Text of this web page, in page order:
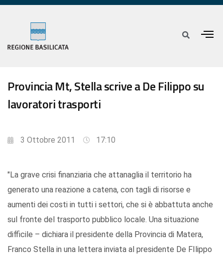
Provincia Mt, Stella scrive a De Filippo su
lavoratori trasporti
3 Ottobre 2011 17:10
"La grave crisi finanziaria che attanaglia il territorio ha
generato una reazione a catena, con tagli di risorse e
aumenti dei costi in tutti i settori, che si è abbattuta anche
sul fronte del trasporto pubblico locale. Una situazione
difficile – dichiara il presidente della Provincia di Matera,
Franco Stella in una lettera inviata al presidente De FIlippo